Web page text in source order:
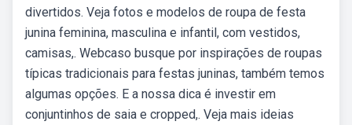
divertidos. Veja fotos e modelos de roupa de festa
junina feminina, masculina e infantil, com vestidos,
camisas,. Webcaso busque por inspirações de roupas
típicas tradicionais para festas juninas, também temos
algumas opções. E a nossa dica é investir em
conjuntinhos de saia e cropped,. Veja mais ideias